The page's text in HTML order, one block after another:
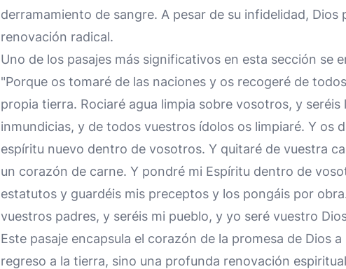
derramamiento de sangre. A pesar de su infidelidad,
renovación radical.
Uno de los pasajes más significativos en esta sección se
"Porque os tomaré de las naciones y os recogeré de
propia tierra. Rociaré agua limpia sobre vosotros, y
inmundicias, y de todos vuestros ídolos os limpiaré. Y os
espíritu nuevo dentro de vosotros. Y quitaré de vuestra
un corazón de carne. Y pondré mi Espíritu dentro de
estatutos y guardéis mis preceptos y los pongáis por
vuestros padres, y seréis mi pueblo, y yo seré vuestro
Este pasaje encapsula el corazón de la promesa de Dios
regreso a la tierra, sino una profunda renovación